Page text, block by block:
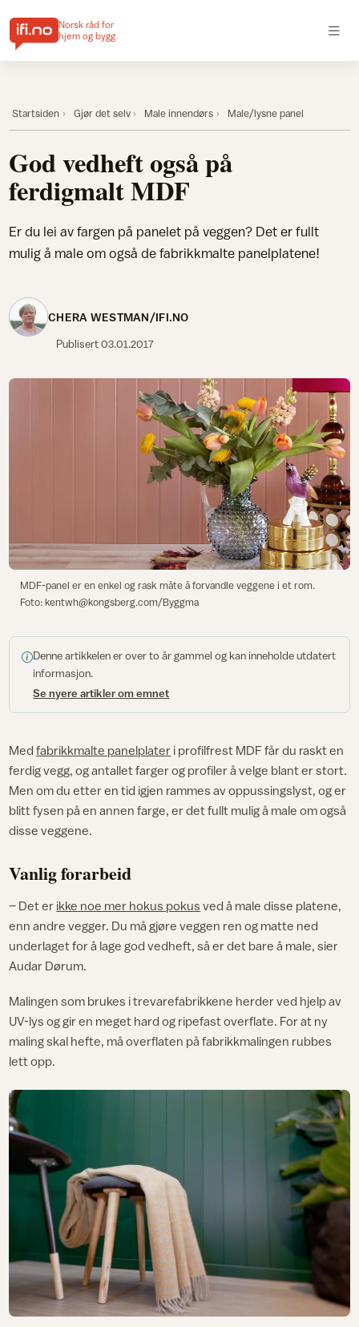
Norsk råd for
hjem og bygg
Startsiden Gjør det selv Male innendørs Male/lysne panel
God vedheft også på
ferdigmalt MDF
Er du lei av fargen på panelet på veggen? Det er fullt
mulig å male om også de fabrikkmalte panelplatene!
CHERA WESTMAN/IFI.NO
Publisert03.01.2017
MDF-panel er en enkel og rask måte å forvandle veggene i et rom.
Foto: kentwh@kongsberg.com/Byggma
Denne artikkelen er over to år gammel og kan inneholde utdatert
informasjon.
Se nyere artikler om emnet
Medfabrikkmalte panelplater i profilfrest MDF får du raskt en
ferdig vegg, og antallet farger og profiler å velge blant er stort.
Men om du etter en tid igjen rammes av oppussingslyst, og er
blitt fysen på en annen farge, er det fullt mulig å male om også
disse veggene.
Vanlig forarbeid
– Det er ikke noe mer hokus pokus ved å male disse platene,
enn andre vegger. Du må gjøre veggen ren og matte ned
underlaget for å lage god vedheft, så er det bare å male, sier
Audar Dørum.
Malingen som brukes i trevarefabrikkene herder ved hjelp av
UV-lys og gir en meget hard og ripefast overflate. For at ny
maling skal hefte, må overflaten på fabrikkmalingen rubbes
lett opp.